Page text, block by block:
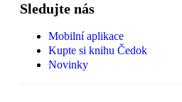
Sledujte nás
Mobilní aplikace
Kupte si knihu Čedok
Novinky